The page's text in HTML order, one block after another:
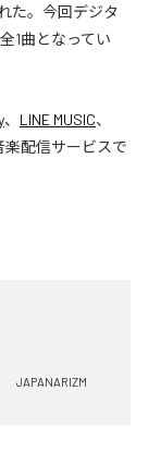
た。今回デジタ
1曲となってい
、 LINE MUSIC、
楽配信サービスで
JAPANARIZM